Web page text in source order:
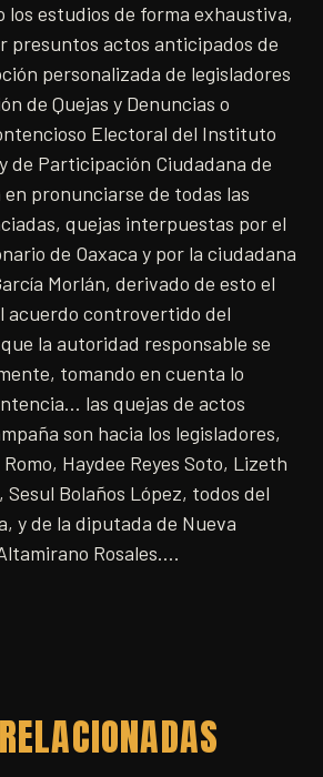
los estudios de forma exhaustiva,
presuntos actos anticipados de
personalizada de legisladores
de Quejas y Denuncias o
Electoral del Instituto
de Participación Ciudadana de
en pronunciarse de todas las
quejas interpuestas por el
de Oaxaca y por la ciudadana
Morlán, derivado de esto el
acuerdo controvertido del
la autoridad responsable se
tomando en cuenta lo
las quejas de actos
son hacia los legisladores,
Haydee Reyes Soto, Lizeth
Sesul Bolaños López, todos del
y de la diputada de Nueva
Rosales….
RELACIONADAS